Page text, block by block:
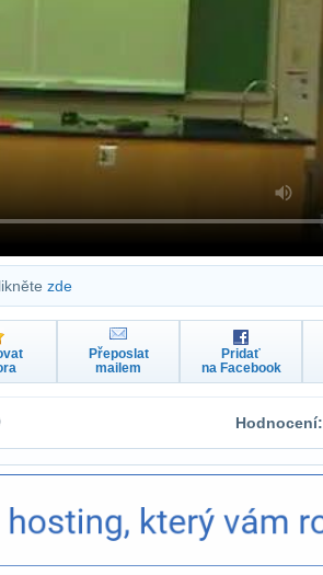
zde
Přeposlat
mailem
Pridať
na Facebook
Hodnocení: